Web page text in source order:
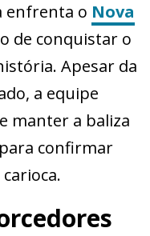
enfrenta o Nova
de conquistar o
Apesar da
a equipe
manter a baliza
confirmar